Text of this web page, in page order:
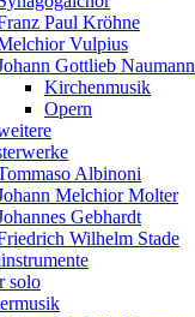
Paul Kröhne
Vulpius
Gottlieb Naumann
Kirchenmusik
Opern
Albinoni
Melchior Molter
Gebhardt
Wilhelm Stade
solo